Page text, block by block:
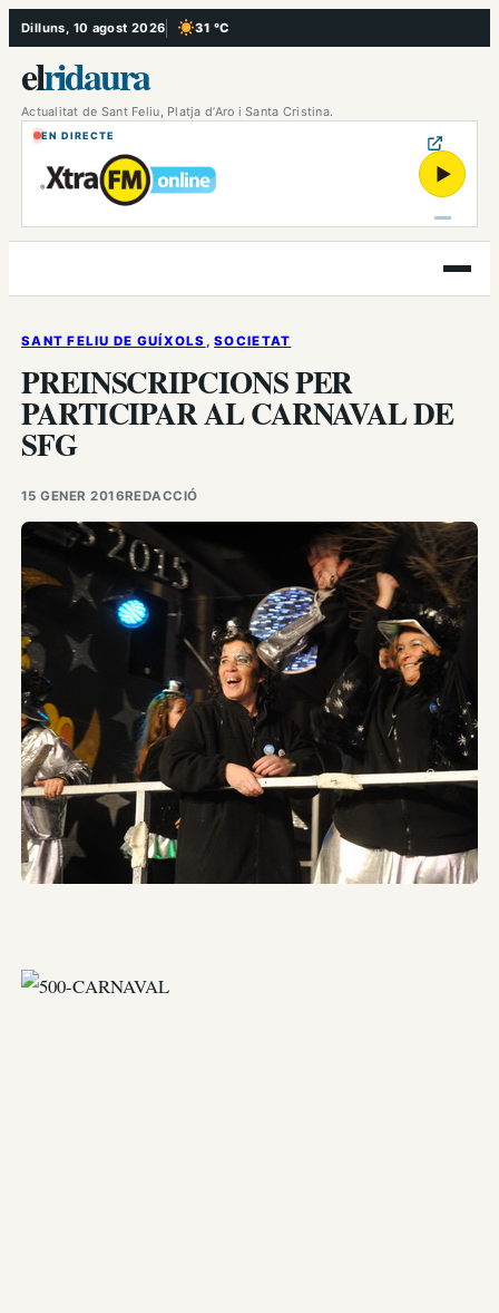
Vés
al
contingut
Dilluns, 10 agost 2026 31 °C
, Cel serè
elridaura
Actualitat de Sant Feliu, Platja d’Aro i Santa Cristina.
EN DIRECTE
▶
Obre
el
SANT FELIU DE GUÍXOLS , SOCIETAT
PREINSCRIPCIONS PER
PARTICIPAR AL CARNAVAL DE
SFG
15 GENER 2016REDACCIÓ